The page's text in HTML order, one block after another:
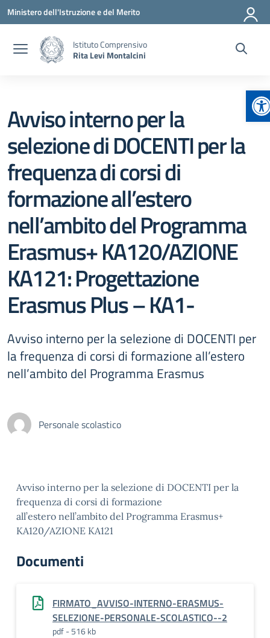
Vai ai contenuti
Vai al menu di navigazione
Vai al footer
Ministero dell'Istruzione e del Merito
Istituto Comprensivo
Rita Levi Montalcini
Avviso interno per la
selezione di DOCENTI per la
frequenza di corsi di
formazione all’estero
nell’ambito del Programma
Erasmus+ KA120/AZIONE
KA121: Progettazione
Erasmus Plus – KA1-
Avviso interno per la selezione di DOCENTI per
la frequenza di corsi di formazione all’estero
nell’ambito del Programma Erasmus
Personale scolastico
Avviso interno per la selezione di DOCENTI per la
frequenza di corsi di formazione
all’estero nell’ambito del Programma Erasmus+
KA120/AZIONE KA121
Documenti
FIRMATO_AVVISO-INTERNO-ERASMUS-
SELEZIONE-PERSONALE-SCOLASTICO--2
pdf - 516 kb